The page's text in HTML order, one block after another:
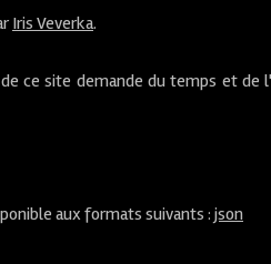
Iris Veverka.
ce site demande du temps et de
aux formats suivants :json